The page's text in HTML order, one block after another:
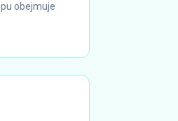
obejmuje